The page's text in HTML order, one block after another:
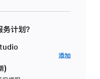
计划？
)
添加